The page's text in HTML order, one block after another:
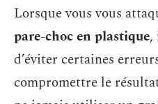
Lorsque vous vous
pare-choc en plastique,
d’éviter certaines
compromettre le